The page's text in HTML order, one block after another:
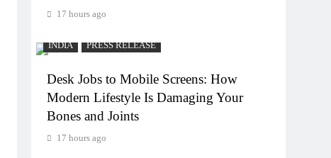
17 hours ago
INDIA PRESS RELEASE
Desk Jobs to Mobile Screens: How
Modern Lifestyle Is Damaging Your
Bones and Joints
17 hours ago